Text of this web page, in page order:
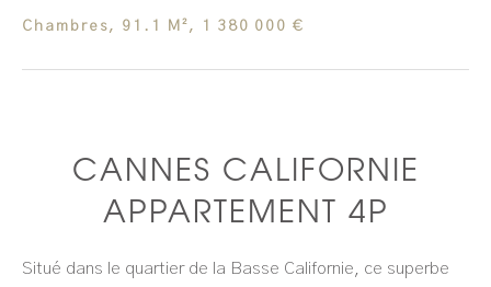
Chambres, 91.1 M², 1 380 000 €
CANNES CALIFORNIE
APPARTEMENT 4P
Situé dans le quartier de la Basse Californie, ce superbe